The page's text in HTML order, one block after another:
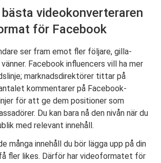
bästa videokonverteraren
för Facebook
ser fram emot fler följare, gilla-
Facebook influencers vill ha mer
marknadsdirektörer tittar på
kommentarer på Facebook-
för att ge dem positioner som
Du kan bara nå den nivån när du
med relevant innehåll.
många innehåll du bör lägga upp på din
fler likes. Därför har videoformatet för